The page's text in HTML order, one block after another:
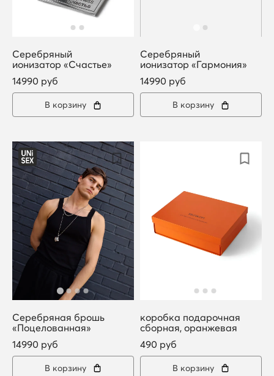
Серебряный
ионизатор «Счастье»
14990 руб
В корзину
Серебряный
ионизатор «Гармония»
14990 руб
В корзину
Серебряная брошь
«Поцелованная»
14990 руб
В корзину
коробка подарочная
сборная, оранжевая
490 руб
В корзину